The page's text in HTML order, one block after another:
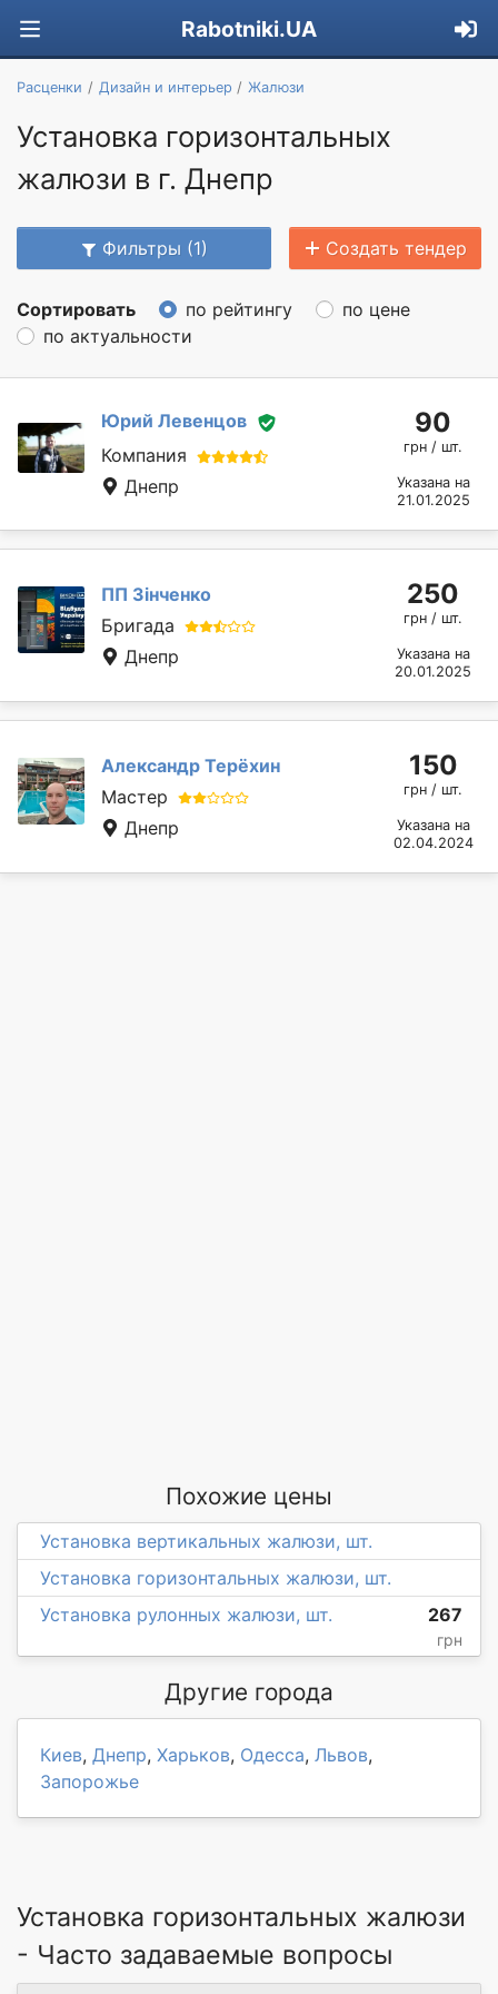
Rabotniki.UA
Расценки Дизайн и интерьер Жалюзи
Установка горизонтальных
жалюзи в г. Днепр
Фильтры (1) Создать тендер
Сортировать по рейтингу
по цене
по актуальности
Юрий Левенцов
Компания
Днепр
90
грн / шт.
Указана на
21.01.2025
ПП Зінченко
Бригада
Днепр
250
грн / шт.
Указана на
20.01.2025
Александр Терёхин
Мастер
Днепр
150
грн / шт.
Указана на
02.04.2024
Похожие цены
Установка вертикальных жалюзи, шт.
Установка горизонтальных жалюзи, шт.
Установка рулонных жалюзи, шт.
267
грн
Другие города
Киев, Днепр, Харьков, Одесса, Львов,
Запорожье
Установка горизонтальных жалюзи
- Часто задаваемые вопросы